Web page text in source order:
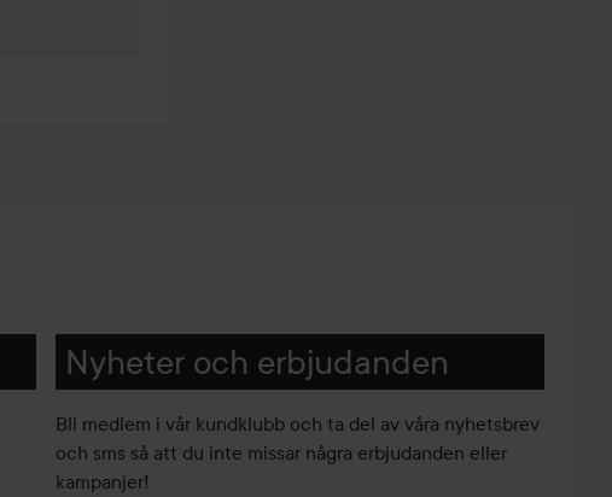
Nyheter och erbjudanden
Bli medlem i vår kundklubb och ta del av våra nyhetsbrev
och sms så att du inte missar några erbjudanden eller
kampanjer!